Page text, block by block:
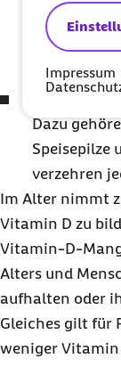
Impressum
gebildet
Nur
Dazu
Speisepilze
verzehren
Im Alter nimmt
Vitamin D zu
Vitamin-D-
Alters und
aufhalten oder
Gleiches gilt für
weniger